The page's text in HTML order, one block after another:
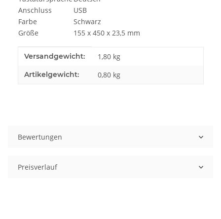
Anschluss
USB
Farbe
Schwarz
Größe
155 x 450 x 23,5 mm
Produkteigenschaft
Wert
Versandgewicht: 1,80 kg
Artikelgewicht: 0,80 kg
Bewertungen
Preisverlauf